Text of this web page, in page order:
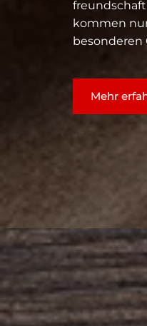
kommen
besonderen
Mehr